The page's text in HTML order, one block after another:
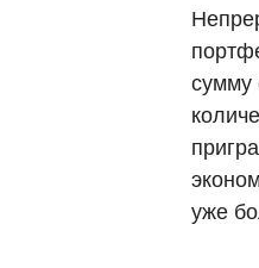
сумму
уже